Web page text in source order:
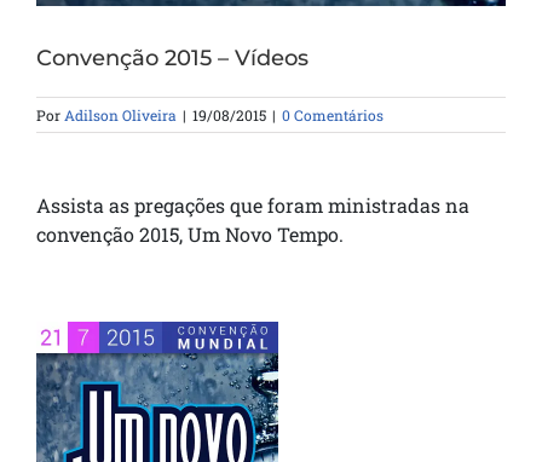
Convenção 2015 – Vídeos
PorAdilson Oliveira | 19/08/2015 | 0 Comentários
Assista as pregações que foram ministradas na
convenção 2015, Um Novo Tempo.